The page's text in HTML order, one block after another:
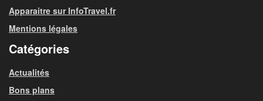
Apparaitre sur InfoTravel.fr
Mentions légales
Catégories
Actualités
Bons plans